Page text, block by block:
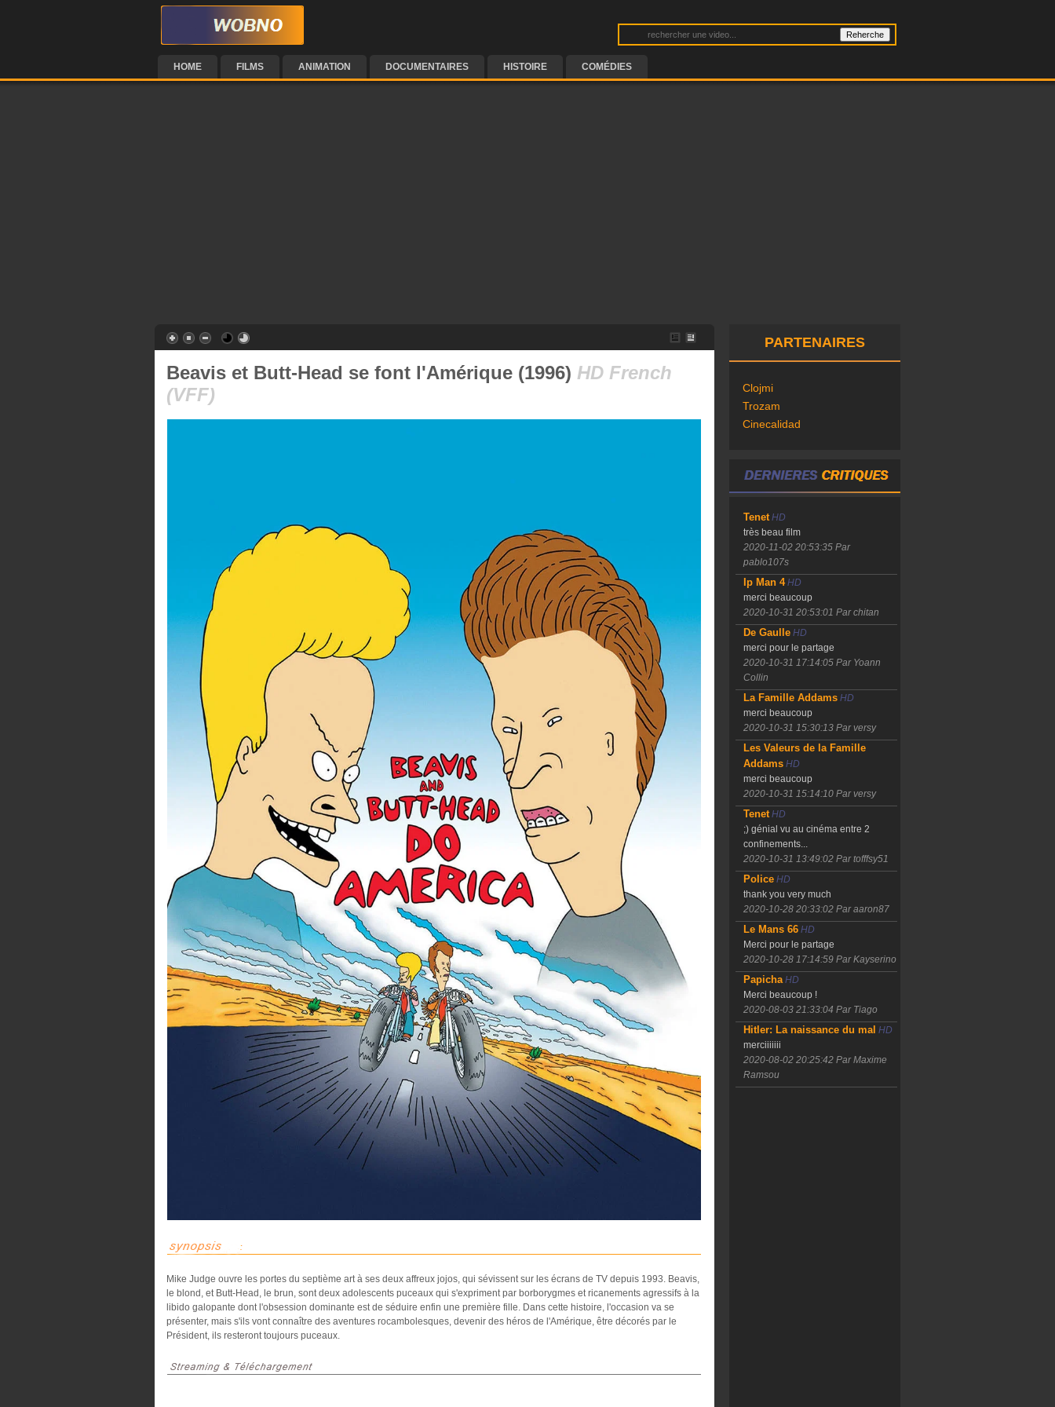
HOME FILMS ANIMATION DOCUMENTAIRES HISTOIRE COMÉDIES
Beavis et Butt-Head se font l'Amérique (1996) HD French
(VFF)
Mike Judge ouvre les portes du septième art à ses deux affreux jojos, qui sévissent sur les écrans de TV depuis 1993. Beavis,
le blond, et Butt-Head, le brun, sont deux adolescents puceaux qui s'expriment par borborygmes et ricanements agressifs à la
libido galopante dont l'obsession dominante est de séduire enfin une première fille. Dans cette histoire, l'occasion va se
présenter, mais s'ils vont connaître des aventures rocambolesques, devenir des héros de l'Amérique, être décorés par le
Président, ils resteront toujours puceaux.
PARTENAIRES
Clojmi
Trozam
Cinecalidad
TenetHD
très beau film
2020-11-02 20:53:35 Par
pablo107s
Ip Man 4HD
merci beaucoup
2020-10-31 20:53:01 Par chitan
De GaulleHD
merci pour le partage
2020-10-31 17:14:05 Par Yoann
Collin
La Famille AddamsHD
merci beaucoup
2020-10-31 15:30:13 Par versy
Les Valeurs de la Famille
AddamsHD
merci beaucoup
2020-10-31 15:14:10 Par versy
TenetHD
;) génial vu au cinéma entre 2
confinements...
2020-10-31 13:49:02 Par tofffsy51
PoliceHD
thank you very much
2020-10-28 20:33:02 Par aaron87
Le Mans 66HD
Merci pour le partage
2020-10-28 17:14:59 Par Kayserino
PapichaHD
Merci beaucoup !
2020-08-03 21:33:04 Par Tiago
Hitler: La naissance du mal HD
merciiiiiii
2020-08-02 20:25:42 Par Maxime
Ramsou